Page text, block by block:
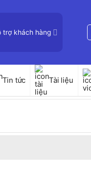
trợ khách hàng
Tin tức Tài liệu